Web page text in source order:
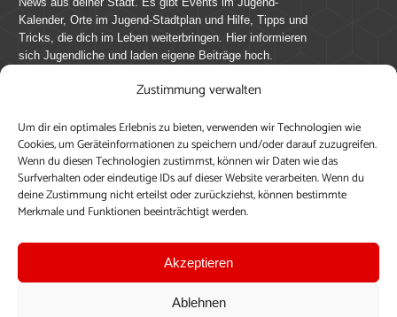
Zustimmung verwalten
Um dir ein optimales Erlebnis zu bieten, verwenden wir Technologien wie
Cookies, um Geräteinformationen zu speichern und/oder darauf zuzugreifen.
Wenn du diesen Technologien zustimmst, können wir Daten wie das
Surfverhalten oder eindeutige IDs auf dieser Website verarbeiten. Wenn du
deine Zustimmung nicht erteilst oder zurückziehst, können bestimmte
Merkmale und Funktionen beeinträchtigt werden.
Akzeptieren
Ablehnen
Kalender, Orte im Jugend-Stadtplan und Hilfe, Tipps und
Tricks, die dich im Leben weiterbringen. Hier informieren
sich Jugendliche und laden eigene Beiträge hoch.
Mach mit bei youpod.de!
youpod.de lebt von Menschen wie dir. Sammel
journalistische Erfahrung, teile deine Perspektive und
veröffentliche deine Beiträge auf youpod.de.Du musst
dich anmelden, um alle Funktionen nutzen zu können, ein
Profil anzulegen, eigene Beiträge hochzuladen und zu
Einloggen